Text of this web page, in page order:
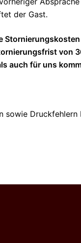
der Gast.
von
auch für uns
sowie